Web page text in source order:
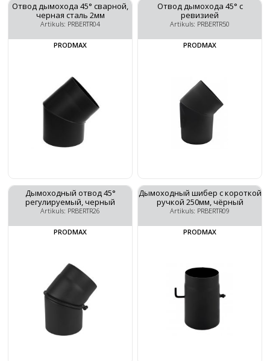
Отвод дымохода 45° сварной,
черная сталь 2мм
Artikuls: PRBERTR04
PRODMAX
Отвод дымохода 45° с
ревизией
Artikuls: PRBERTR50
PRODMAX
Дымоходный отвод 45°
регулируемый, черный
Artikuls: PRBERTR26
PRODMAX
Дымоходный шибер с короткой
ручкой 250мм, чёрный
Artikuls: PRBERTR09
PRODMAX